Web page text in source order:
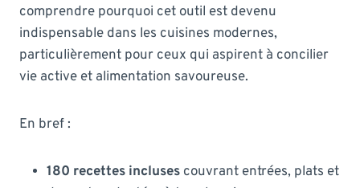
comprendre pourquoi cet outil est devenu
indispensable dans les cuisines modernes,
particulièrement pour ceux qui aspirent à concilier
vie active et alimentation savoureuse.
En bref :
180 recettes incluses couvrant entrées, plats et